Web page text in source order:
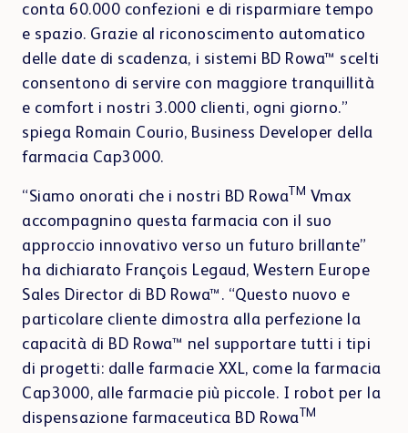
conta 60.000 confezioni e di risparmiare tempo
e spazio. Grazie al riconoscimento automatico
delle date di scadenza, i sistemi BD Rowa™ scelti
consentono di servire con maggiore tranquillità
e comfort i nostri 3.000 clienti, ogni giorno.”
spiega Romain Courio, Business Developer della
farmacia Cap3000.
“Siamo onorati che i nostri BD Rowa TM Vmax
accompagnino questa farmacia con il suo
approccio innovativo verso un futuro brillante”
ha dichiarato François Legaud, Western Europe
Sales Director di BD Rowa™. “Questo nuovo e
particolare cliente dimostra alla perfezione la
capacità di BD Rowa™ nel supportare tutti i tipi
di progetti: dalle farmacie XXL, come la farmacia
Cap3000, alle farmacie più piccole. I robot per la
dispensazione farmaceutica BD Rowa TM